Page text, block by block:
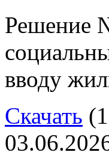
Решение
вводу
Скачать